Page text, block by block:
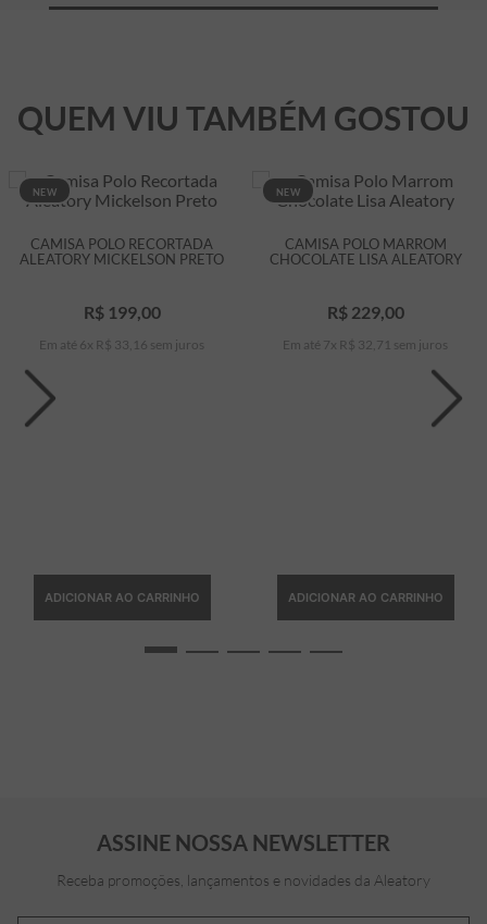
QUEM VIU TAMBÉM GOSTOU
NEW
CAMISA POLO RECORTADA
ALEATORY MICKELSON PRETO
R$ 199,00
Em até 6 x R$ 33 16 sem juros
ADICIONAR AO CARRINHO
NEW
CAMISA POLO MARROM
CHOCOLATE LISA ALEATORY
R$ 229,00
Em até 7 x R$ 32 71 sem juros
ADICIONAR AO CARRINHO
ASSINE NOSSA NEWSLETTER
Receba promoções, lançamentos e novidades da Aleatory